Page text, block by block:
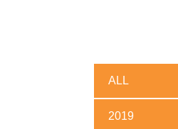
ALL
2019